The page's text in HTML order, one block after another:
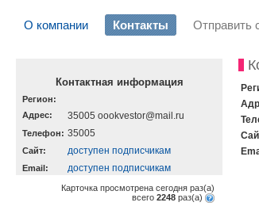
О компании Контакты Отправить
Контактная информация
Регион:
Адрес:
35005 oookvestor@mail.ru
Телефон: 35005
Cайт: доступен подписчикам
Email: доступен подписчикам
Карточка просмотрена сегодня раз(a)
всего 2248 раз(a)